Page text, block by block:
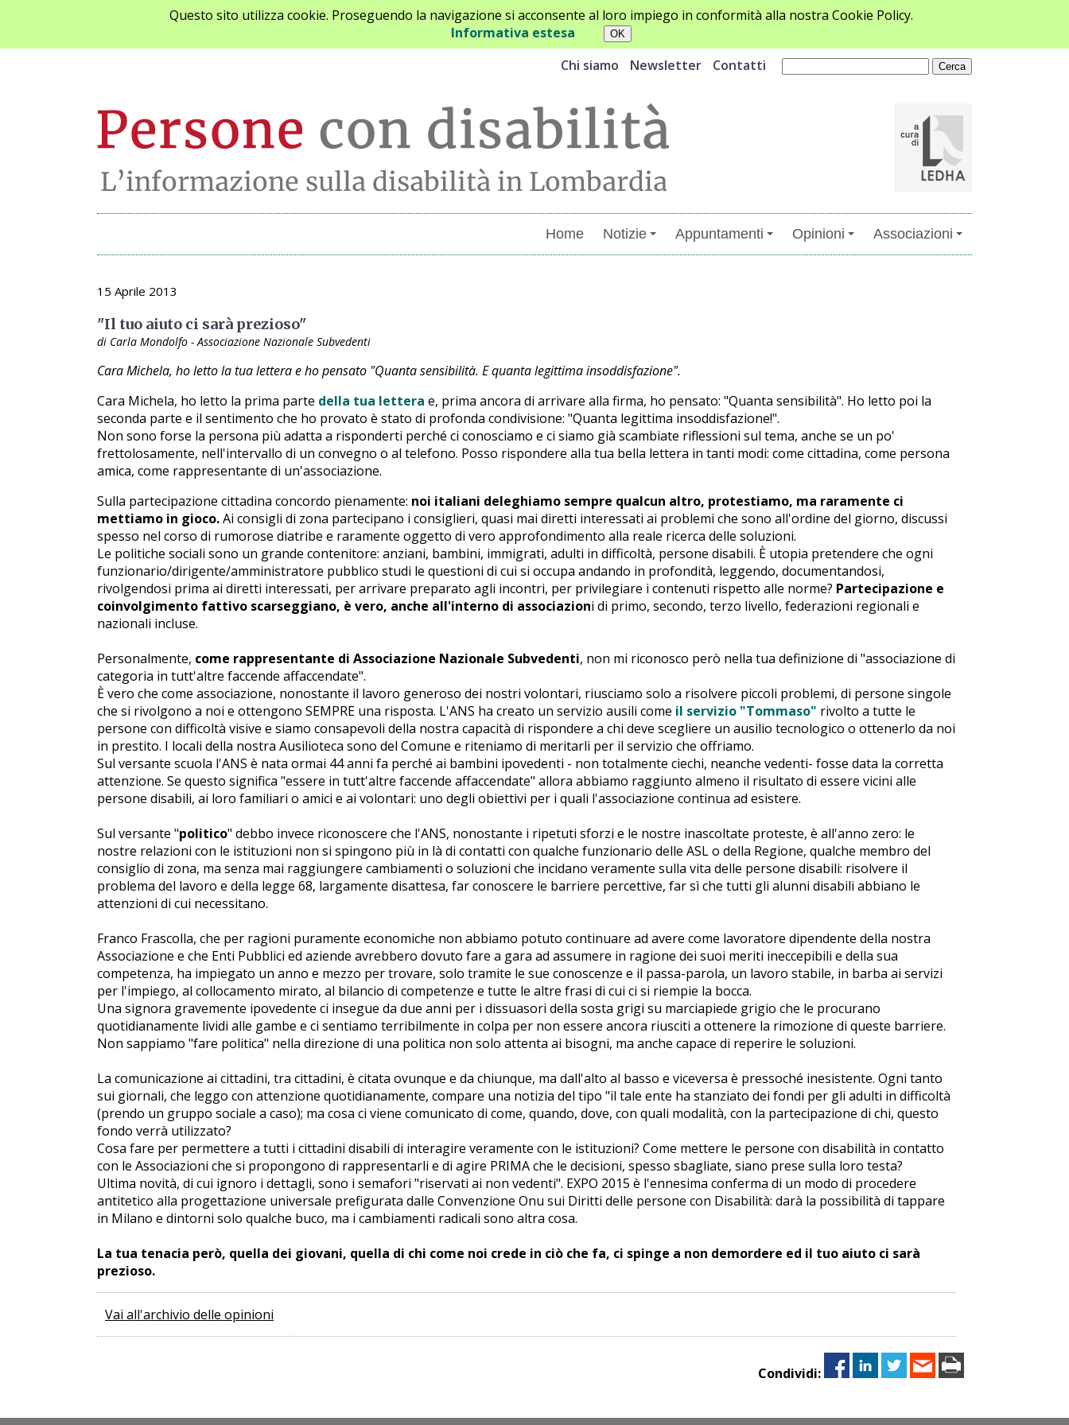
Questo sito utilizza cookie. Proseguendo la navigazione si acconsente al loro impiego in conformità alla nostra Cookie Policy.
Informativa estesa
Chi siamo
Newsletter Contatti
Home Notizie Appuntamenti Opinioni Associazioni
Archivio opinioni
15 Aprile 2013
"Il tuo aiuto ci sarà prezioso"
di Carla Mondolfo - Associazione Nazionale Subvedenti
Cara Michela, ho letto la tua lettera e ho pensato "Quanta sensibilità. E quanta legittima insoddisfazione".
Cara Michela, ho letto la prima parte della tua lettera e, prima ancora di arrivare alla firma, ho pensato: "Quanta sensibilità". Ho letto poi la
seconda parte e il sentimento che ho provato è stato di profonda condivisione: "Quanta legittima insoddisfazione!".
Non sono forse la persona più adatta a risponderti perché ci conosciamo e ci siamo già scambiate riflessioni sul tema, anche se un po'
frettolosamente, nell'intervallo di un convegno o al telefono. Posso rispondere alla tua bella lettera in tanti modi: come cittadina, come persona
amica, come rappresentante di un'associazione.
Sulla partecipazione cittadina concordo pienamente: noi italiani deleghiamo sempre qualcun altro, protestiamo, ma raramente ci
mettiamo in gioco.Ai consigli di zona partecipano i consiglieri, quasi mai diretti interessati ai problemi che sono all'ordine del giorno, discussi
spesso nel corso di rumorose diatribe e raramente oggetto di vero approfondimento alla reale ricerca delle soluzioni.
Le politiche sociali sono un grande contenitore: anziani, bambini, immigrati, adulti in difficoltà, persone disabili. È utopia pretendere che ogni
funzionario/dirigente/amministratore pubblico studi le questioni di cui si occupa andando in profondità, leggendo, documentandosi,
rivolgendosi prima ai diretti interessati, per arrivare preparato agli incontri, per privilegiare i contenuti rispetto alle norme? Partecipazione e
coinvolgimento fattivo scarseggiano, è vero, anche all'interno di associazioni di primo, secondo, terzo livello, federazioni regionali e
nazionali incluse.
Personalmente, come rappresentante di Associazione Nazionale Subvedenti, non mi riconosco però nella tua definizione di "associazione di
categoria in tutt'altre faccende affaccendate".
È vero che come associazione, nonostante il lavoro generoso dei nostri volontari, riusciamo solo a risolvere piccoli problemi, di persone singole
che si rivolgono a noi e ottengono SEMPRE una risposta. L'ANS ha creato un servizio ausili come il servizio "Tommaso" rivolto a tutte le
persone con difficoltà visive e siamo consapevoli della nostra capacità di rispondere a chi deve scegliere un ausilio tecnologico o ottenerlo da noi
in prestito. I locali della nostra Ausilioteca sono del Comune e riteniamo di meritarli per il servizio che offriamo.
Sul versante scuola l'ANS è nata ormai 44 anni fa perché ai bambini ipovedenti - non totalmente ciechi, neanche vedenti- fosse data la corretta
attenzione. Se questo significa "essere in tutt'altre faccende affaccendate" allora abbiamo raggiunto almeno il risultato di essere vicini alle
persone disabili, ai loro familiari o amici e ai volontari: uno degli obiettivi per i quali l'associazione continua ad esistere.
Sul versante "politico" debbo invece riconoscere che l'ANS, nonostante i ripetuti sforzi e le nostre inascoltate proteste, è all'anno zero: le
nostre relazioni con le istituzioni non si spingono più in là di contatti con qualche funzionario delle ASL o della Regione, qualche membro del
consiglio di zona, ma senza mai raggiungere cambiamenti o soluzioni che incidano veramente sulla vita delle persone disabili: risolvere il
problema del lavoro e della legge 68, largamente disattesa, far conoscere le barriere percettive, far sì che tutti gli alunni disabili abbiano le
attenzioni di cui necessitano.
Franco Frascolla, che per ragioni puramente economiche non abbiamo potuto continuare ad avere come lavoratore dipendente della nostra
Associazione e che Enti Pubblici ed aziende avrebbero dovuto fare a gara ad assumere in ragione dei suoi meriti ineccepibili e della sua
competenza, ha impiegato un anno e mezzo per trovare, solo tramite le sue conoscenze e il passa-parola, un lavoro stabile, in barba ai servizi
per l'impiego, al collocamento mirato, al bilancio di competenze e tutte le altre frasi di cui ci si riempie la bocca.
Una signora gravemente ipovedente ci insegue da due anni per i dissuasori della sosta grigi su marciapiede grigio che le procurano
quotidianamente lividi alle gambe e ci sentiamo terribilmente in colpa per non essere ancora riusciti a ottenere la rimozione di queste barriere.
Non sappiamo "fare politica" nella direzione di una politica non solo attenta ai bisogni, ma anche capace di reperire le soluzioni.
La comunicazione ai cittadini, tra cittadini, è citata ovunque e da chiunque, ma dall'alto al basso e viceversa è pressoché inesistente. Ogni tanto
sui giornali, che leggo con attenzione quotidianamente, compare una notizia del tipo "il tale ente ha stanziato dei fondi per gli adulti in difficoltà
(prendo un gruppo sociale a caso); ma cosa ci viene comunicato di come, quando, dove, con quali modalità, con la partecipazione di chi, questo
fondo verrà utilizzato?
Cosa fare per permettere a tutti i cittadini disabili di interagire veramente con le istituzioni? Come mettere le persone con disabilità in contatto
con le Associazioni che si propongono di rappresentarli e di agire PRIMA che le decisioni, spesso sbagliate, siano prese sulla loro testa?
Ultima novità, di cui ignoro i dettagli, sono i semafori "riservati ai non vedenti". EXPO 2015 è l'ennesima conferma di un modo di procedere
antitetico alla progettazione universale prefigurata dalle Convenzione Onu sui Diritti delle persone con Disabilità: darà la possibilità di tappare
in Milano e dintorni solo qualche buco, ma i cambiamenti radicali sono altra cosa.
La tua tenacia però, quella dei giovani, quella di chi come noi crede in ciò che fa, ci spinge a non demordere ed il tuo aiuto ci sarà
prezioso.
Vai all'archivio delle opinioni
Condividi: